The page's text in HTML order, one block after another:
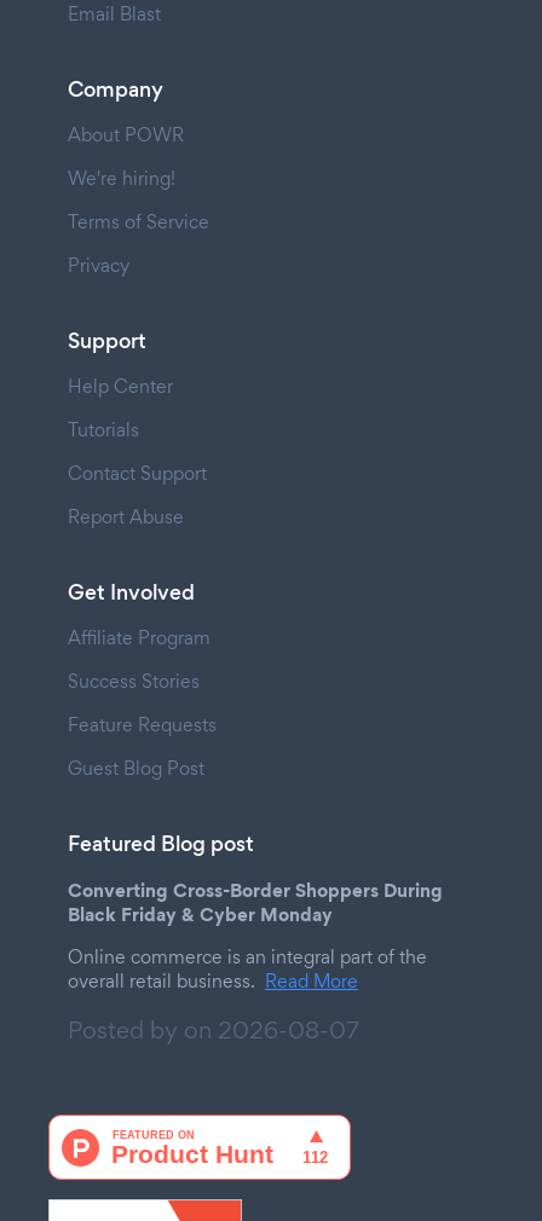
Email Blast
Company
About POWR
We're hiring!
Terms of Service
Privacy
Support
Help Center
Tutorials
Contact Support
Report Abuse
Get Involved
Affiliate Program
Success Stories
Feature Requests
Guest Blog Post
Featured Blog post
Converting Cross-Border Shoppers During
Black Friday & Cyber Monday
Online commerce is an integral part of the
overall retail business. Read More
Posted by on 2026-08-07